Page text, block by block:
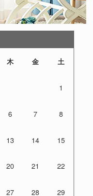
木 金 土
1
6 7 8
13 14 15
20 21 22
27 28 29